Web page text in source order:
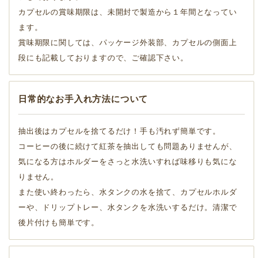
カプセルの賞味期限は、未開封で製造から１年間となってい
ます。
賞味期限に関しては、パッケージ外装部、カプセルの側面上
段にも記載しておりますので、ご確認下さい。
日常的なお手入れ方法について
抽出後はカプセルを捨てるだけ！手も汚れず簡単です。
コーヒーの後に続けて紅茶を抽出しても問題ありませんが、
気になる方はホルダーをさっと水洗いすれば味移りも気にな
りません。
また使い終わったら、水タンクの水を捨て、カプセルホルダ
ーや、ドリップトレー、水タンクを水洗いするだけ。清潔で
後片付けも簡単です。